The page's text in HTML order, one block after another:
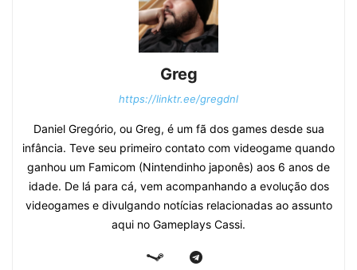
Greg
https://linktr.ee/gregdnl
Daniel Gregório, ou Greg, é um fã dos games desde sua
infância. Teve seu primeiro contato com videogame quando
ganhou um Famicom (Nintendinho japonês) aos 6 anos de
idade. De lá para cá, vem acompanhando a evolução dos
videogames e divulgando notícias relacionadas ao assunto
aqui no Gameplays Cassi.